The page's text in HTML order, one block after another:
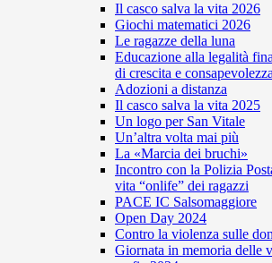
Il casco salva la vita 2026
Giochi matematici 2026
Le ragazze della luna
Educazione alla legalità
di crescita e consapevolezza
Adozioni a distanza
Il casco salva la vita 2025
Un logo per San Vitale
Un’altra volta mai più
La «Marcia dei bruchi»
Incontro con la Polizia
vita “onlife” dei ragazzi
PACE IC Salsomaggiore
Open Day 2024
Contro la violenza sulle
Giornata in memoria delle